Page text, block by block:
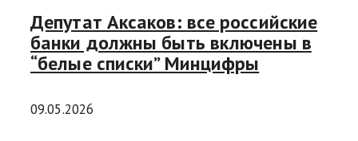
Депутат Аксаков: все российские
банки должны быть включены в
“белые списки” Минцифры
09.05.2026